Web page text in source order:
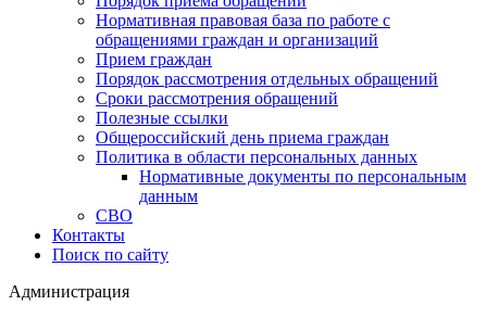
Нормативная правовая база по работе с
обращениями граждан и организаций
Прием граждан
Порядок рассмотрения отдельных обращений
Сроки рассмотрения обращений
Полезные ссылки
Общероссийский день приема граждан
Политика в области персональных данных
Нормативные документы по персональным
данным
СВО
Контакты
Поиск по сайту
Администрация